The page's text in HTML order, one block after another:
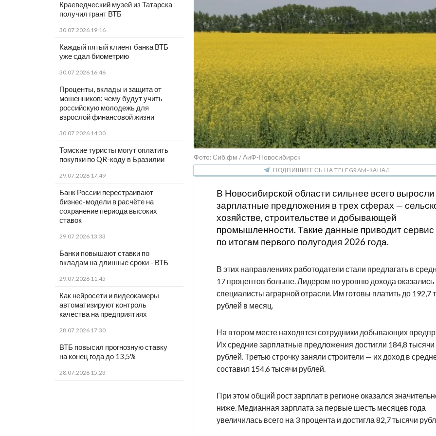
Краеведческий музей из Татарска
получил грант ВТБ
30.07.2026 19:16
Каждый пятый клиент банка ВТБ
уже сдал биометрию
30.07.2026 16:46
Проценты, вклады и защита от
мошенников: чему будут учить
российскую молодежь для
взрослой финансовой жизни
30.07.2026 14:30
Томские туристы могут оплатить
покупки по QR-коду в Бразилии
29.07.2026 17:49
Банк России перестраивают
бизнес-модели в расчёте на
сохранение периода высоких
ставок
29.07.2026 13:33
Банки повышают ставки по
вкладам на длинные сроки - ВТБ
29.07.2026 11:45
Как нейросети и видеокамеры
автоматизируют контроль
качества на предприятиях
28.07.2026 17:30
ВТБ повысил прогнозную ставку
на конец года до 13,5%
28.07.2026 15:23
Фото: Сиб.фм / АиФ-Новосибирск
ПОДПИШИТЕСЬ НА TELEGRAM-КАНАЛ
В Новосибирской области сильнее всего выросли
зарплатные предложения в трех сферах —
хозяйстве, строительстве и добывающей
промышленности. Такие данные приводит сервис
по итогам первого полугодия 2026 года.
В этих направлениях работодатели стали предлагать в
17 процентов больше. Лидером по уровню дохода оказались
специалисты аграрной отрасли. Им готовы платить до 192,7
рублей в месяц.
На втором месте находятся сотрудники добывающих
Их средние зарплатные предложения достигли 184,8 тысячи
рублей. Третью строчку заняли строители — их доход в
составил 154,6 тысячи рублей.
При этом общий рост зарплат в регионе оказался
ниже. Медианная зарплата за первые шесть месяцев года
увеличилась всего на 3 процента и достигла 82,7 тысячи